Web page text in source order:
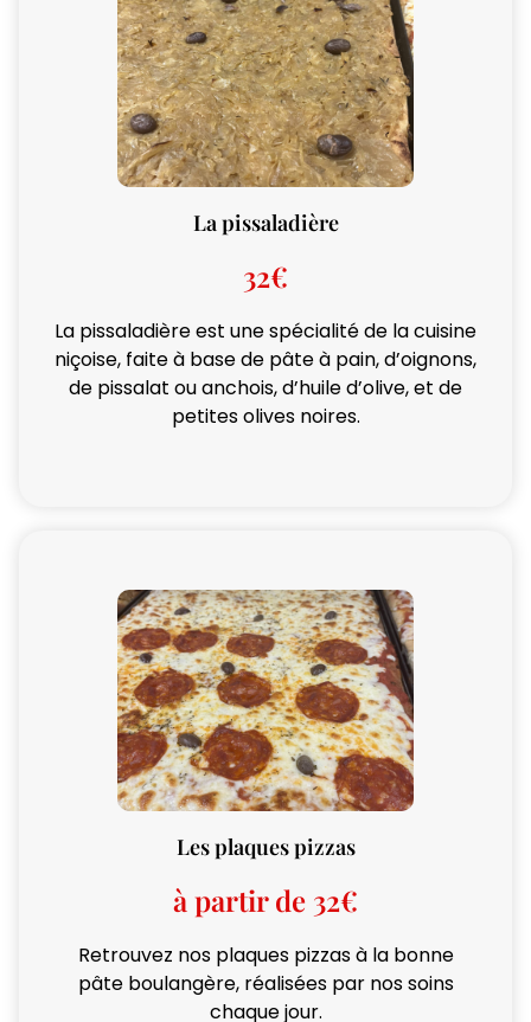
La pissaladière
32€
La pissaladière est une spécialité de la cuisine
niçoise, faite à base de pâte à pain, d’oignons,
de pissalat ou anchois, d’huile d’olive, et de
petites olives noires.
Les plaques pizzas
à partir de 32€
Retrouvez nos plaques pizzas à la bonne
pâte boulangère, réalisées par nos soins
chaque jour.